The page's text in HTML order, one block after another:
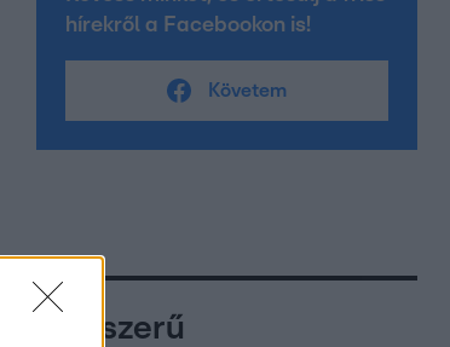
hírekről a Facebookon is!
Követem
Népszerű